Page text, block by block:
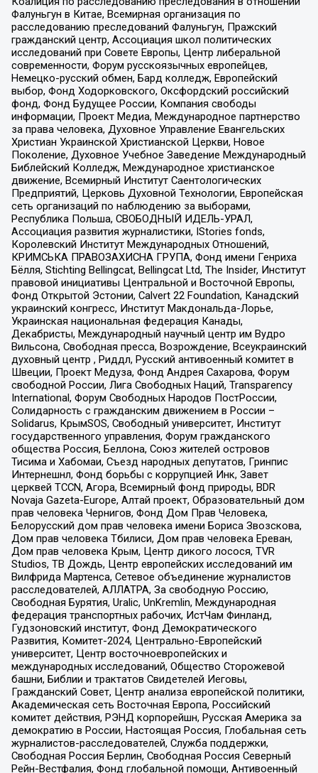
Фалуньгун в Китае, Всемирная организация по
расследованию преследований Фалуньгун, Пражский
гражданский центр, Ассоциация школ политических
исследований при Совете Европы, Центр либеральной
современности, Форум русскоязычных европейцев,
Немецко-русский обмен, Бард колледж, Европейский
выбор, Фонд Ходорковского, Оксфордский российский
фонд, Фонд Будущее России, Компания свободы
информации, Проект Медиа, Международное партнерство
за права человека, Духовное Управление Евангельских
Христиан Украинской Христианской Церкви, Новое
Поколение, Духовное Учебное Заведение Международный
Библейский Колледж, Международное христианское
движение, Всемирный Институт Саентологических
Предприятий, Церковь Духовной Технологии, Европейская
сеть организаций по наблюдению за выборами,
Республика Польша, СВОБОДНЫЙ ИДЕЛЬ-УРАЛ,
Ассоциация развития журналистики, IStories fonds,
Королевский Институт Международных Отношений,
КРИМСЬКА ПРАВОЗАХИСНА ГРУПА, Фонд имени Генриха
Бёлля, Stichting Bellingcat, Bellingcat Ltd, The Insider, Институт
правовой инициативы Центральной и Восточной Европы,
Фонд Открытой Эстонии, Calvert 22 Foundation, Канадский
украинский конгресс, Институт Макдональда-Лорье,
Украинская национальная федерация Канады,
Декабристы, Международный научный центр им Вудро
Вильсона, Свободная пресса, Возрождение, Всеукраинский
духовный центр , Риддл, Русский антивоенный комитет в
Швеции, Проект Медуза, Фонд Андрея Сахарова, Форум
свободной России, Лига Свободных Наций, Transparеncy
International, Форум Свободных Народов ПостРоссии,
Солидарность с гражданским движением в России –
Solidarus, КрымSOS, Свободный университет, Институт
государственного управления, Форум гражданского
общества Россия, Беллона, Союз жителей островов
Тисима и Хабомаи, Съезд народных депутатов, Гринпис
Интернешнл, Фонд борьбы с коррупцией Инк, Завет
церквей TCCN, Агора, Всемирный фонд природы, BDR
Novaja Gazeta-Europe, Алтай проект, Образовательный дом
прав человека Чернигов, Фонд Дом Прав Человека,
Белорусский дом прав человека имени Бориса Звозскова,
Дом прав человека Тбилиси, Дом прав человека Ереван,
Дом прав человека Крым, Центр дикого лосося, TVR
Studios, ТВ Дождь, Центр европейских исследований им
Вилфрида Мартенса, Сетевое объединение журналистов
расследователей, АЛЛАТРА, За свободную Россию,
Свободная Бурятия, Uralic, UnKremlin, Международная
федерация транспортных рабочих, ИстЧам Финланд,
Гудзоновский институт, Фонд Демократического
Развития, Комитет-2024, Центрально-Европейский
университет, Центр восточноевропейских и
международных исследований, Общество Сторожевой
башни, Библии и трактатов Свидетелей Иеговы,
Гражданский Совет, Центр анализа европейской политики,
Академическая сеть Восточная Европа, Российский
комитет действия, РЭНД корпорейшн, Русская Америка за
демократию в России, Настоящая Россия, Глобальная сеть
журналистов-расследователей, Служба поддержки,
Свободная Россия Берлин, Свободная Россия Северный
Рейн-Вестфалия, Фонд глобальной помощи, Антивоенный